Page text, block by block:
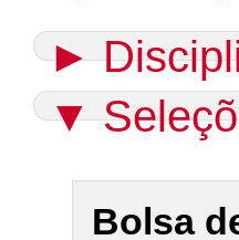
►
▼
Bolsa